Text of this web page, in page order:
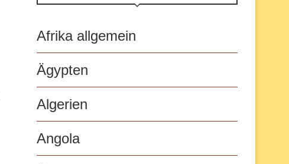
Afrika allgemein
Ägypten
Algerien
Angola